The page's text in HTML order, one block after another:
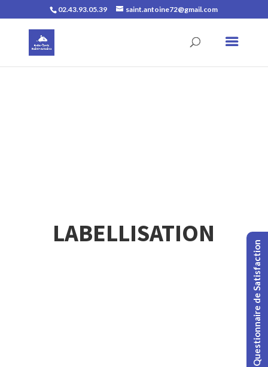
02.43.93.05.39 saint.antoine72@gmail.com
LABELLISATION
Questionnaire de Satisfaction